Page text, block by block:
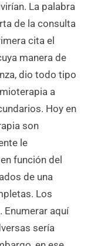
La palabra
de la consulta
cita el
manera de
dio todo tipo
a
Hoy en
son
le
función del
de una
Los
aquí
sería